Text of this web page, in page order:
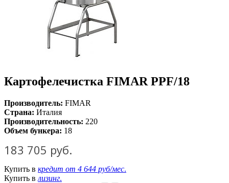
Картофелечистка FIMAR PPF/18
Производитель: FIMAR
Страна: Италия
Производительность: 220
Объем бункера: 18
183 705 руб.
Купить в кредит от 4 644 руб/мес.
Купить в лизинг.